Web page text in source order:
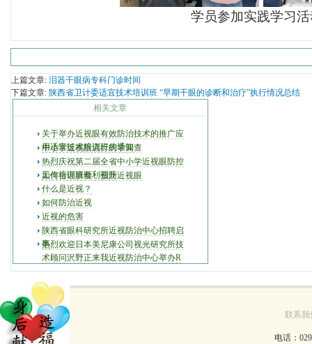
学员参加实践学习
上篇文章: 泪器干眼病专科门诊时间
下篇文章: 陕西省卫计委适宜技术培训班 “早期干眼的诊断和治疗”执行情况总结
相关文章
关于举办近视眼有效防治技术的推广应
用适宜技术培训班的通知
中小学近视眼流行病学调查
热烈庆祝第二届全省中小学近视眼防控
工作培训班顺利召开
如何合理膳食，预防近视眼
什么是近视？
如何防治近视
近视的危害
陕西省眼科研究所近视防治中心招聘启
事
热烈欢迎日本美尼康公司视光研究所技
术顾问沢野正来我近视防治中心举办R
GP验配技术交流会
联系我
电话：